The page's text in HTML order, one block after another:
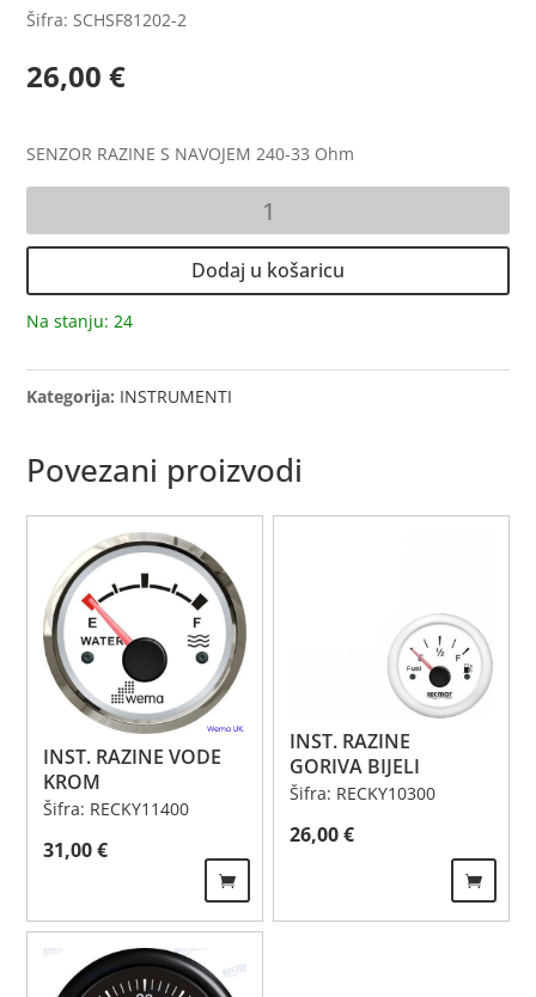
Šifra: SCHSF81202-2
26,00€
SENZOR RAZINE S NAVOJEM 240-33 Ohm
S
Ohm
količina
Dodaj u košaricu
Na stanju: 24
Kategorija: INSTRUMENTI
Povezani proizvodi
INST. RAZINE VODE
KROM
Šifra: RECKY11400
31,00€
INST. RAZINE
GORIVA BIJELI
Šifra: RECKY10300
26,00€